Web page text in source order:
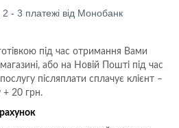
- 3 платежі від Монобанк
під час отримання Вами
або на Новій Пошті під час
післяплати сплачує клієнт –
+ 20 грн.